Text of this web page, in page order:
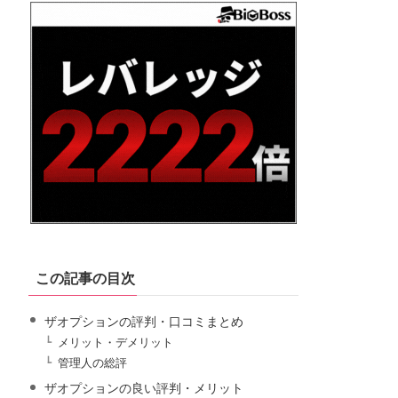
この記事の目次
ザオプションの評判・口コミまとめ
メリット・デメリット
管理人の総評
ザオプションの良い評判・メリット